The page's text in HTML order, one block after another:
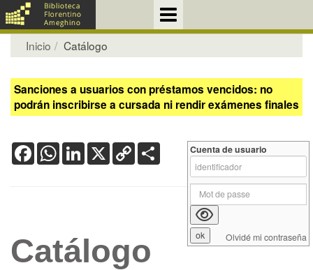
Inicio Catálogo
Sanciones a usuarios con préstamos vencidos: no
podrán inscribirse a cursada ni rendir exámenes finales
FacebookWhatsApp
LinkedIn
X Copy
Link
Catálogo
Cuenta de usuario
Olvidé mi contraseña